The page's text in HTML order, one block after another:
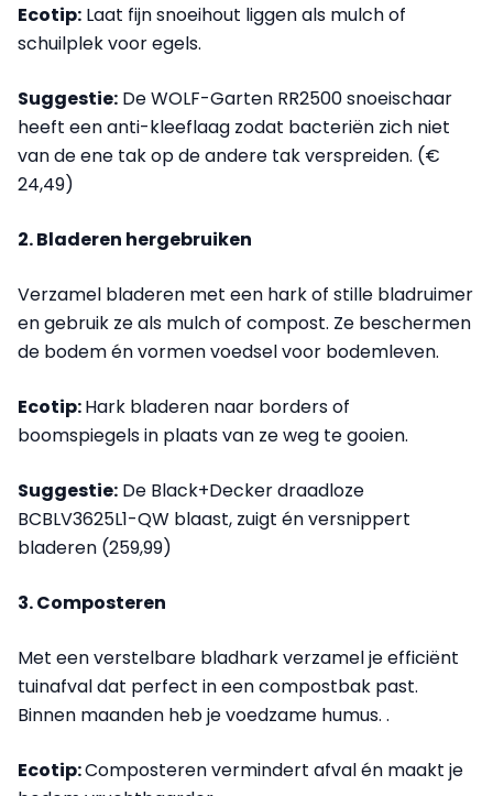
Ecotip: Laat fijn snoeihout liggen als mulch of
schuilplek voor egels.
Suggestie: De WOLF-Garten RR2500 snoeischaar
heeft een anti-kleeflaag zodat bacteriën zich niet
van de ene tak op de andere tak verspreiden. (€
24,49)
2. Bladeren hergebruiken
Verzamel bladeren met een hark of stille bladruimer
en gebruik ze als mulch of compost. Ze beschermen
de bodem én vormen voedsel voor bodemleven.
Ecotip:Hark bladeren naar borders of
boomspiegels in plaats van ze weg te gooien.
Suggestie: De Black+Decker draadloze
BCBLV3625L1-QW blaast, zuigt én versnippert
bladeren (259,99)
3. Composteren
Met een verstelbare bladhark verzamel je efficiënt
tuinafval dat perfect in een compostbak past.
Binnen maanden heb je voedzame humus. .
Ecotip:Composteren vermindert afval én maakt je